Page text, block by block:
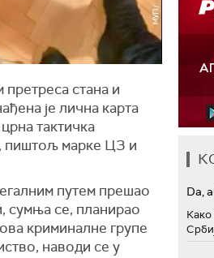
стана и
је лична карта
тактичка
пиштољ марке ЦЗ и
путем прешао
сумња се, планирао
криминалне групе
наводи се у
Da,
Како